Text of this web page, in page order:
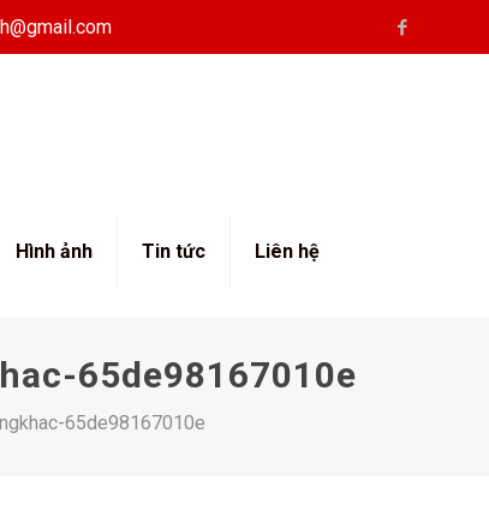
Hình ảnh Tin tức Liên hệ
65de98167010e
65de98167010e